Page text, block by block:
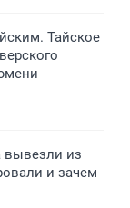
Тайское
вывезли из
и зачем